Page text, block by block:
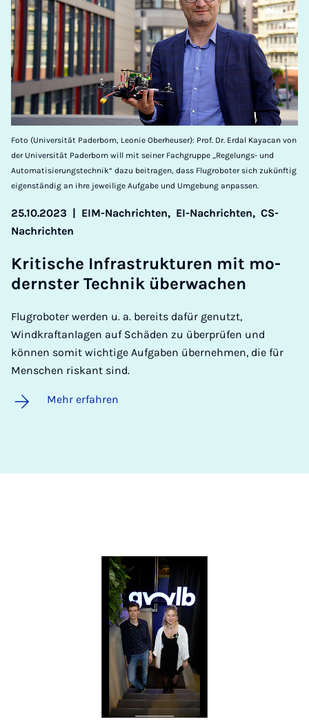
Foto (Universität Paderborn, Leonie Oberheuser): Prof. Dr. Erdal Kayacan von
der Universität Paderborn will mit seiner Fachgruppe „Regelungs- und
Automatisierungstechnik“ dazu beitragen, dass Flugroboter sich zukünftig
eigenständig an ihre jeweilige Aufgabe und Umgebung anpassen.
25.10.2023 EIM-Nachrichten, EI-Nachrichten, CS-
Nachrichten
Kri­ti­sche In­fra­s­truk­tu­ren mit mo­
derns­ter Tech­nik über­wa­chen
Flugroboter werden u. a. bereits dafür genutzt,
Windkraftanlagen auf Schäden zu überprüfen und
können somit wichtige Aufgaben übernehmen, die für
Menschen riskant sind.
Mehr erfahren